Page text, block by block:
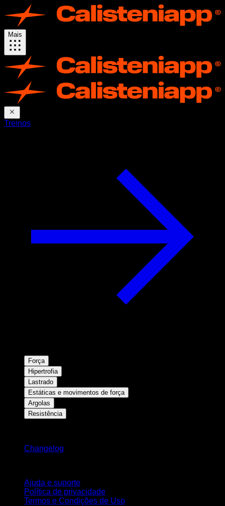
Mais
Treinos
Força
Hipertrofia
Lastrado
Estáticas e movimentos de força
Argolas
Resistência
Changelog
Ajuda e suporte
Política de privacidade
Termos e Condições de Uso